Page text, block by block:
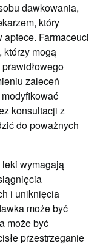
dawkowania,
który
aptece. Farmaceuci
mogą
zaleceń
konsultacji z
do poważnych
leki wymagają
i uniknięcia
może być
może być
przestrzeganie